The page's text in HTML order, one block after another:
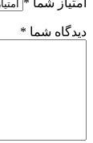
دیدگاه شما *